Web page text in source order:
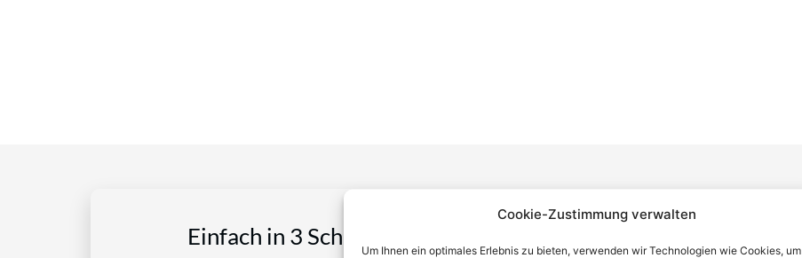
Cookie-Zustimmung verwalten
Um Ihnen ein optimales Erlebnis zu bieten, verwenden wir Technologien wie Cookies, um
Einfach in 3 Schritten einen Anwalt finden, der auf Ihr